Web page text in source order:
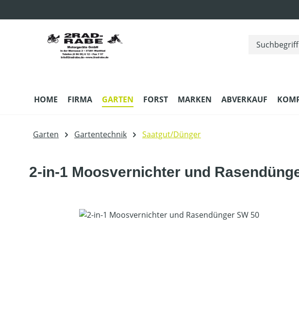
HOME FIRMA GARTEN FORST MARKEN ABVERKAUF
Garten Gartentechnik Saatgut/Dünger
2-in-1 Moosvernichter und
Bildergalerie überspringen